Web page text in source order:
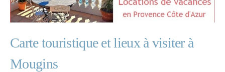
Carte touristique et lieux à visiter à
Mougins